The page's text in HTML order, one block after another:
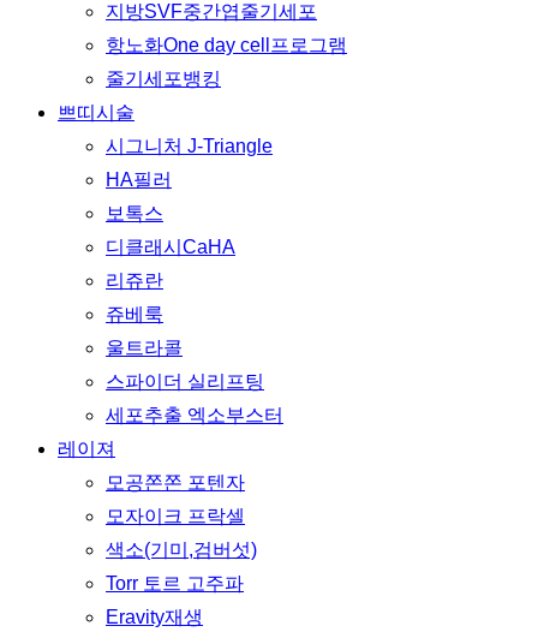
지방SVF중간엽줄기세포
항노화One day cell프로그램
줄기세포뱅킹
쁘띠시술
시그니처 J-Triangle
HA필러
보톡스
디클래시CaHA
리쥬란
쥬베룩
울트라콜
스파이더 실리프팅
세포추출 엑소부스터
레이져
모공쫀쫀 포텐자
모자이크 프락셀
색소(기미,검버섯)
Torr 토르 고주파
Eravity재생